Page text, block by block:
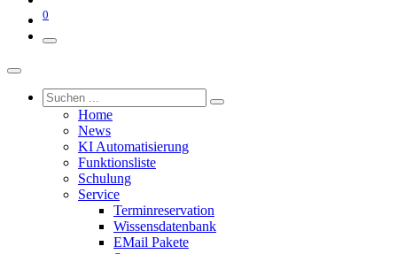
0
Home
News
KI Automatisierung
Funktionsliste
Schulung
Service
Terminreservation
Wissensdatenbank
EMail Pakete